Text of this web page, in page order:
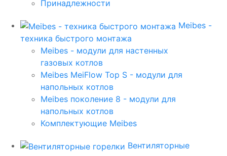
Принадлежности
Meibes -
техника быстрого монтажа
Meibes - модули для настенных
газовых котлов
Meibes MeiFlow Top S - модули для
напольных котлов
Meibes поколение 8 - модули для
напольных котлов
Комплектующие Meibes
Вентиляторные